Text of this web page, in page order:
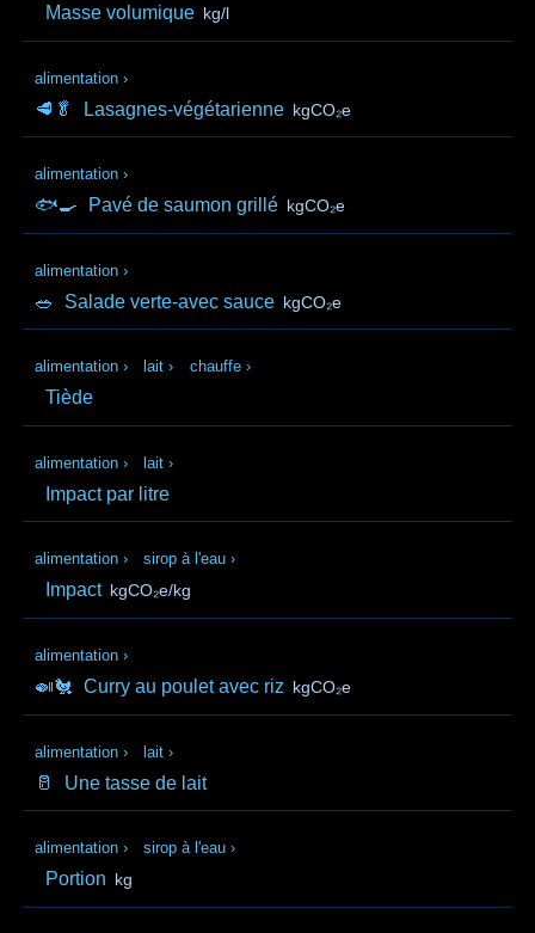
Masse volumique kg/l
alimentation ›
🥩🥬 Lasagnes-végétarienne kgCO₂e
alimentation ›
🐟🍳 Pavé de saumon grillé kgCO₂e
alimentation ›
🥗 Salade verte-avec sauce kgCO₂e
alimentation › lait › chauffe ›
Tiède
alimentation › lait ›
Impact par litre
alimentation › sirop à l'eau ›
Impact kgCO₂e/kg
alimentation ›
🍛🐔 Curry au poulet avec riz kgCO₂e
alimentation › lait ›
🥛 Une tasse de lait
alimentation › sirop à l'eau ›
Portion kg